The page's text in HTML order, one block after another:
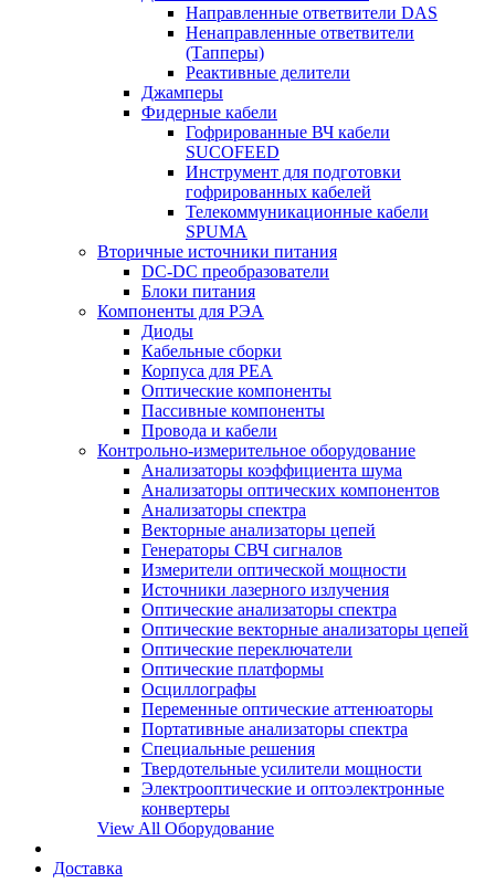
Направленные ответвители DAS
Ненаправленные ответвители
(Тапперы)
Реактивные делители
Джамперы
Фидерные кабели
Гофрированные ВЧ кабели
SUCOFEED
Инструмент для подготовки
гофрированных кабелей
Телекоммуникационные кабели
SPUMA
Вторичные источники питания
DC-DC преобразователи
Блоки питания
Компоненты для РЭА
Диоды
Кабельные сборки
Корпуса для РЕА
Оптические компоненты
Пассивные компоненты
Провода и кабели
Контрольно-измерительное оборудование
Анализаторы коэффициента шума
Анализаторы оптических компонентов
Анализаторы спектра
Векторные анализаторы цепей
Генераторы СВЧ сигналов
Измерители оптической мощности
Источники лазерного излучения
Оптические анализаторы спектра
Оптические векторные анализаторы цепей
Оптические переключатели
Оптические платформы
Осциллографы
Переменные оптические аттенюаторы
Портативные анализаторы спектра
Специальные решения
Твердотельные усилители мощности
Электрооптические и оптоэлектронные
конвертеры
View All Оборудование
Доставка